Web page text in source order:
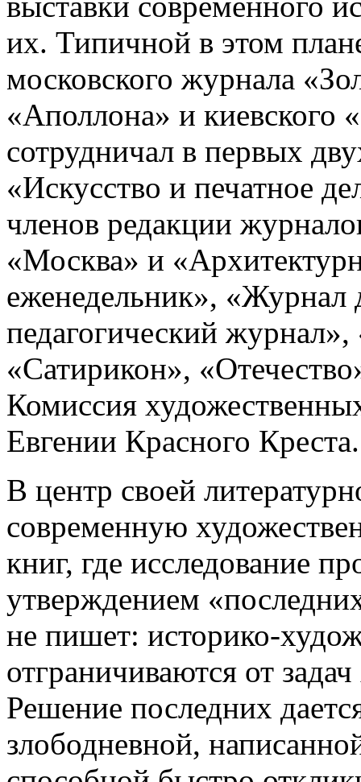
их. Типичной в этом
московского журнала
«Аполлона» и киевского
сотрудничал в первых
«Искусство и печатное
членов редакции
«Москва» и
еженедельник», «Журнал
педагогический
«Сатирикон»,
Комиссия
Евгении Красного Креста.
В центр своей
современную
книг, где исследование
утверждением
не пишет: историко-
отграничиваются от
Решение последних
злободневной,